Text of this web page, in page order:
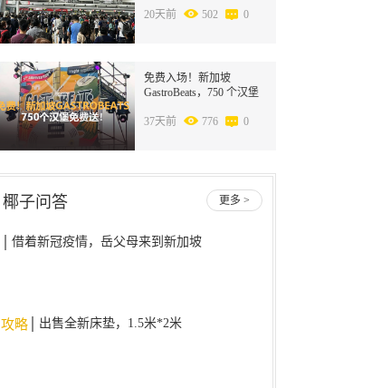
20天前 502 0
免费入场！新加坡
GastroBeats，750 个汉堡
37天前
776 0
椰子问答 更多 >
借着新冠疫情，岳父母来到新加坡
攻略 出售全新床垫，1.5米*2米